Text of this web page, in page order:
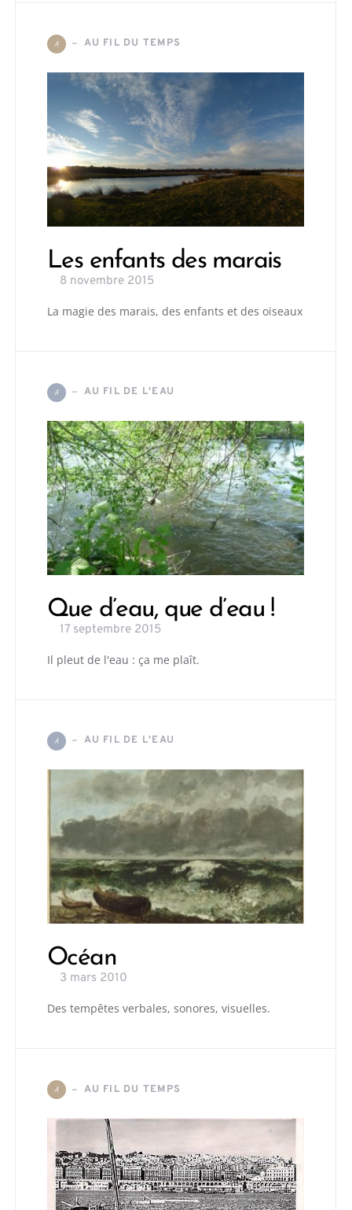
A AU FIL DU TEMPS
Les enfants des marais
8 novembre 2015
La magie des marais, des enfants et des oiseaux
A AU FIL DE L'EAU
Que d’eau, que d’eau !
17 septembre 2015
Il pleut de l'eau : ça me plaît.
A AU FIL DE L'EAU
Océan
3 mars 2010
Des tempêtes verbales, sonores, visuelles.
A AU FIL DU TEMPS